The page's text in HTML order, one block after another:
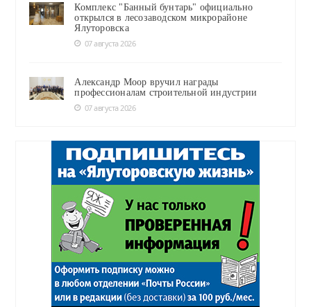
Комплекс "Банный бунтарь" официально
открылся в лесозаводском микрорайоне
Ялуторовска
07 августа 2026
Александр Моор вручил награды
профессионалам строительной индустрии
07 августа 2026